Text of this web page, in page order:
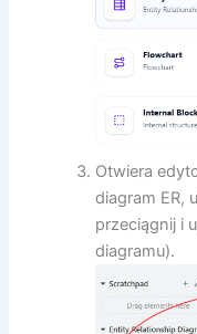
Otwiera
diagram ER,
przeciągnij i
diagramu).